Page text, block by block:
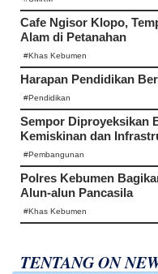
Cafe Ngisor Klopo,
Alam di Petanahan
#Khas Kebumen
Harapan Pendidikan
#Pendidikan
Sempor Diproyeksikan
Kemiskinan dan
#Pembangunan
Polres Kebumen
Alun-alun Pancasila
#Khas Kebumen
TENTANG ON